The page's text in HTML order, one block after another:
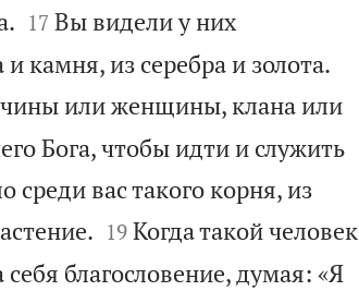

17 Вы видели у них
камня, из серебра и золота.
или женщины, клана или
Бога, чтобы идти и служить
вас такого корня, из

19 Когда такой человек
благословение, думая: «Я